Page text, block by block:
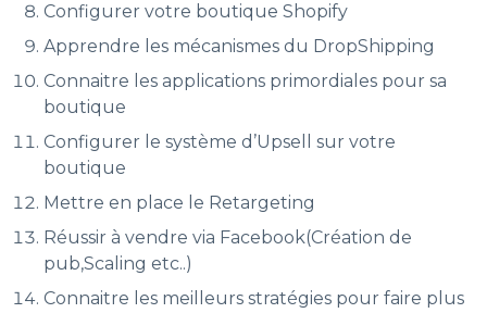
Configurer votre boutique Shopify
Apprendre les mécanismes du DropShipping
Connaitre les applications primordiales pour sa
boutique
Configurer le système d’Upsell sur votre
boutique
Mettre en place le Retargeting
Réussir à vendre via Facebook(Création de
pub,Scaling etc..)
Connaitre les meilleurs stratégies pour faire plus